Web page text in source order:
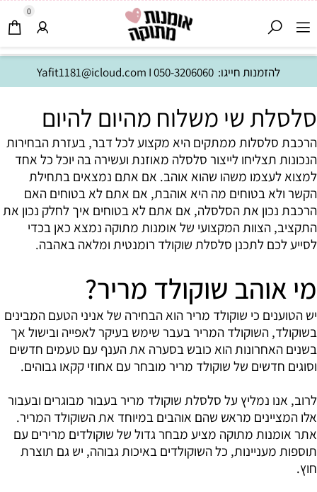
להזמנות חייגו: Yafit1181@icloud.com I050-3206060
0
סלסלת שי משלוח מהיום להיום
הרכבת סלסלות ממתקים היא מקצוע לכל דבר, בעזרת הבחירות
הנכונות תצליחו לייצור סלסלה מאוזנת ועשירה בה יוכל כל אחד
למצוא לעצמו משהו שהוא אוהב. אם אתם נמצאים בתחילת
הקשר ולא בטוחים מה היא אוהבת, אם אתם לא בטוחים האם
הרכבת נכון את הסלסלה, אם אתם לא בטוחים איך לחלק נכון את
התקציב, הצוות המקצועי של אומנות מתוקה נמצא כאן בכדי
לסייע לכם לתכנן סלסלת שוקולד רומנטית ומלאה באהבה.
מי אוהב שוקולד מריר?
יש הטוענים כי שוקולד מריר הוא הבחירה של אניני הטעם המבינים
בשוקולד, השוקולד המריר בעבר שימש בעיקר לאפייה ובישול אך
בשנים האחרונות הוא כובש בסערה את הענף עם טעמים חדשים
וסוגים חדשים של שוקולד מריר מובחר עם אחוזי קקאו גבוהים.
לרוב, אנו נמליץ על סלסלת שוקולד מריר בעבור מבוגרים ובעבור
אלו המציינים מראש שהם אוהבים במיוחד את השוקולד המריר.
אתר אומנות מתוקה מציע מבחר גדול של שוקולדים מרירים עם
תוספות מעניינות, כל השוקולדים באיכות גבוהה, יש גם תוצרת
חוץ.